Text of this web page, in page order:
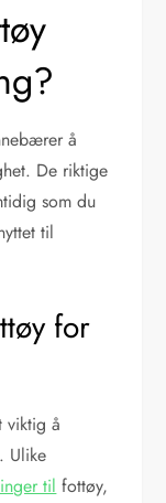
å
De riktige
som du
til
for
viktig å
Ulike
til fottøy,